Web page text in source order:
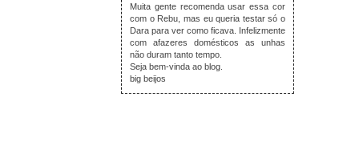
Muita gente recomenda usar essa cor
com o Rebu, mas eu queria testar só o
Dara para ver como ficava. Infelizmente
com afazeres domésticos as unhas
não duram tanto tempo.
Seja bem-vinda ao blog.
big beijos